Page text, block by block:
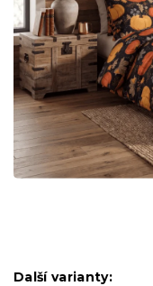
Další varianty: